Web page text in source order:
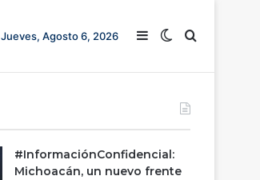
Jueves, Agosto 6, 2026 Barra lateral
Switch skin
Buscar
#InformaciónConfidencial:
Michoacán, un nuevo frente